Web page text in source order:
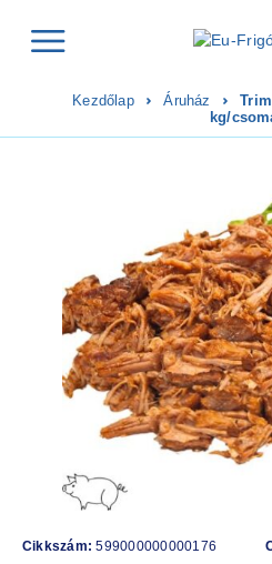
Kezdőlap Áruház
kg/
Cikkszám:599000000000176